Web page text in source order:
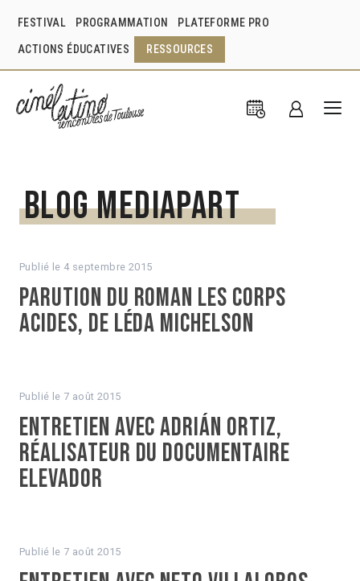
FESTIVAL PROGRAMMATION PLATEFORME PRO
ACTIONS ÉDUCATIVES RESSOURCES
Blog Mediapart
Publié le 4 septembre 2015
Parution du roman Les Corps
acides, de Léda Michelson
Publié le 7 août 2015
Entretien avec Adrián Ortiz,
réalisateur du documentaire
Elevador
Publié le 7 août 2015